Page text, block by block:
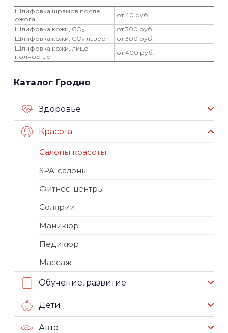
Шлифовка шрамов после
ожога
от 40 руб.
Шлифовка кожи, CO₂
от 300 руб.
Шлифовка кожи, CO₂ лазер
от 300 руб.
Шлифовка кожи, лицо
полностью
от 400 руб.
Каталог Гродно
Здоровье
Красота
Салоны красоты
SPA-салоны
Фитнес-центры
Солярии
Маникюр
Педикюр
Массаж
Обучение, развитие
Дети
Авто